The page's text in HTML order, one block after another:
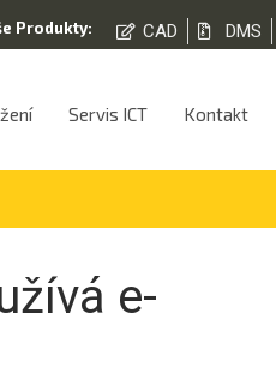
Produkty: CAD DMS
Servis ICT Kontakt
e-